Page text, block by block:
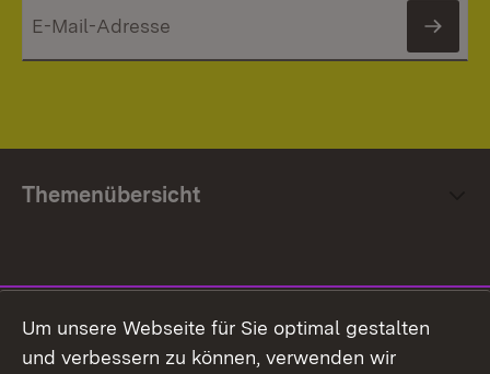
Themenübersicht
Facebook
Um unsere Webseite für Sie optimal gestalten
und verbessern zu können, verwenden wir